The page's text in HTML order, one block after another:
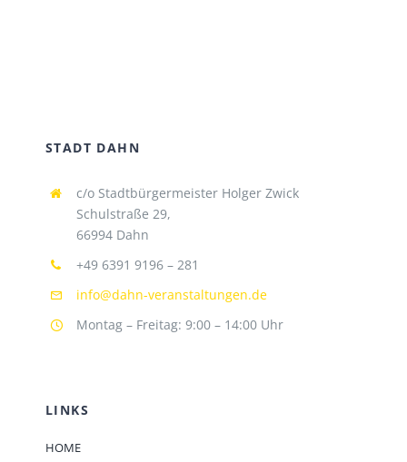
STADT DAHN
c/o Stadtbürgermeister Holger Zwick
Schulstraße 29,
66994 Dahn
+49 6391 9196 – 281
info@dahn-veranstaltungen.de
Montag – Freitag: 9:00 – 14:00 Uhr
LINKS
HOME